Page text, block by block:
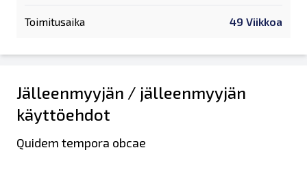
Toimitusaika 49 Viikkoa
Jälleenmyyjän / jälleenmyyjän
käyttöehdot
Quidem tempora obcae